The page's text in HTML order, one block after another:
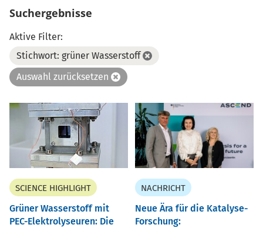
Suchergebnisse
Aktive Filter:
Stichwort: grüner Wasserstoff
Auswahl zurücksetzen
SCIENCE HIGHLIGHT
Grüner Wasserstoff mit
PEC-Elektrolyseuren: Die
NACHRICHT
Neue Ära für die Katalyse-
Forschung: